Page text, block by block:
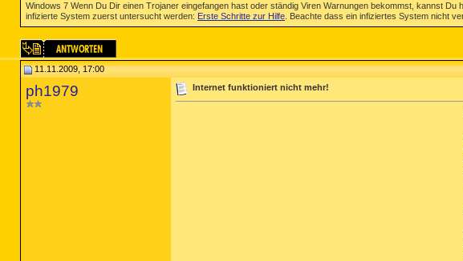
Windows 7 Wenn Du Dir einen Trojaner eingefangen hast oder ständig Viren Warnungen bekommst, kannst
infizierte System zuerst untersucht werden: Erste Schritte zur Hilfe . Beachte dass ein infiziertes System nicht
11.11.2009, 17:00
ph1979 Internet funktioniert nicht mehr!